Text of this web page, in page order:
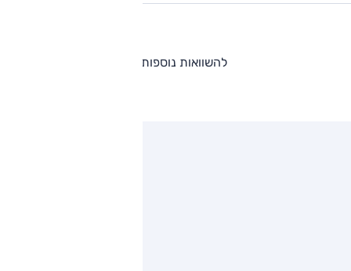
להשוואות נוספות